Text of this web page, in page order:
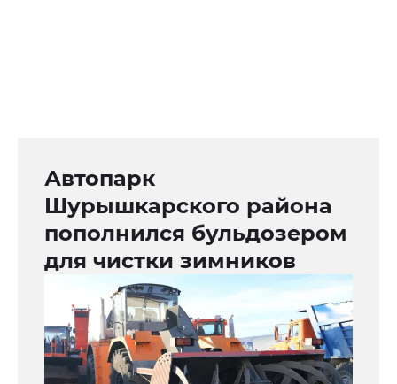
Автопарк
Шурышкарского района
пополнился бульдозером
для чистки зимников